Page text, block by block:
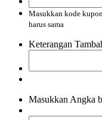
Masukkan kode
harus sama
Keterangan
Masukkan Angka